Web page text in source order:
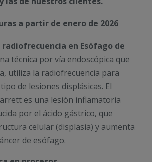
a partir de enero de 2026
en Esófago de
técnica por vía endoscópica que
utiliza la radiofrecuencia para
de lesiones displásicas. El
es una lesión inflamatoria
por el ácido gástrico, que
celular (displasia) y aumenta
de esófago.